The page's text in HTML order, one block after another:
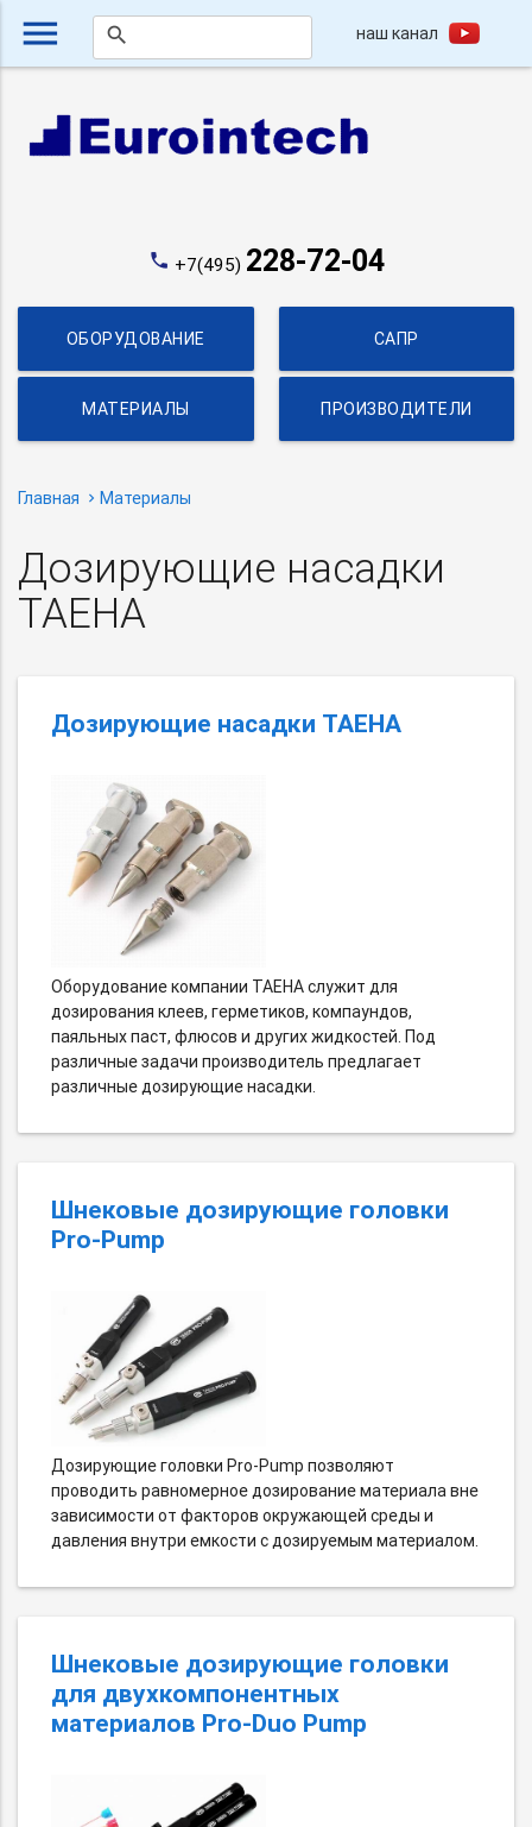
menu search наш канал
phone +7(495) 228-72-04
ОБОРУДОВАНИЕ САПР
МАТЕРИАЛЫ ПРОИЗВОДИТЕЛИ
Главная Материалы
Дозирующие насадки
TAEHA
Дозирующие насадки TAEHA
Оборудование компании TAEHA служит для
дозирования клеев, герметиков, компаундов,
паяльных паст, флюсов и других жидкостей. Под
различные задачи производитель предлагает
различные дозирующие насадки.
Шнековые дозирующие головки
Pro-Pump
Дозирующие головки Pro-Pump позволяют
проводить равномерное дозирование материала вне
зависимости от факторов окружающей среды и
давления внутри емкости с дозируемым материалом.
Шнековые дозирующие головки
для двухкомпонентных
материалов Pro-Duo Pump